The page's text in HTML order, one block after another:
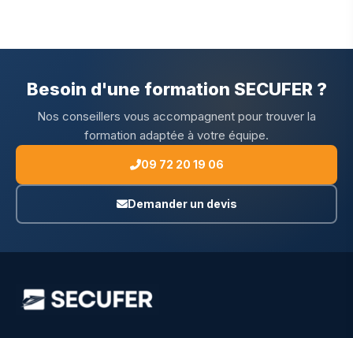
Besoin d'une formation SECUFER ?
Nos conseillers vous accompagnent pour trouver la
formation adaptée à votre équipe.
09 72 20 19 06
Demander un devis